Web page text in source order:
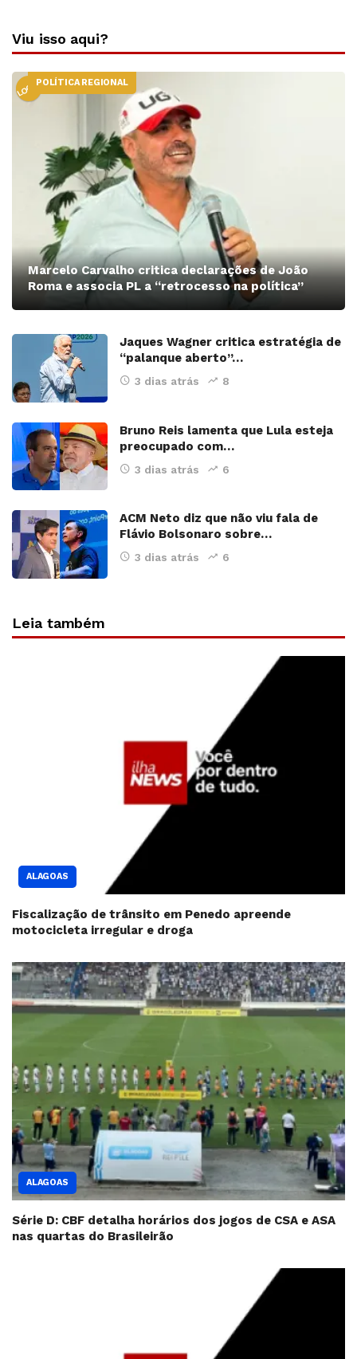
Viu isso aqui?
LOCALPOLÍTICA REGIONAL
Marcelo Carvalho critica declarações de João
Roma e associa PL a “retrocesso na política”
Jaques Wagner critica estratégia de
“palanque aberto”…
3 dias atrás 8
Bruno Reis lamenta que Lula esteja
preocupado com…
3 dias atrás 6
ACM Neto diz que não viu fala de
Flávio Bolsonaro sobre…
3 dias atrás 6
Leia também
ALAGOAS
Fiscalização de trânsito em Penedo apreende
motocicleta irregular e droga
ALAGOAS
Série D: CBF detalha horários dos jogos de CSA e ASA
nas quartas do Brasileirão